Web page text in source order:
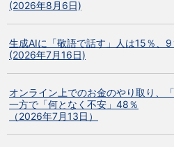
(2026年8月6日)
生成AIに「敬語で話す」人は15％、
(2026年7月16日)
オンライン上でのお金のやり取り、
一方で「何となく不安」48％
（2026年7月13日）